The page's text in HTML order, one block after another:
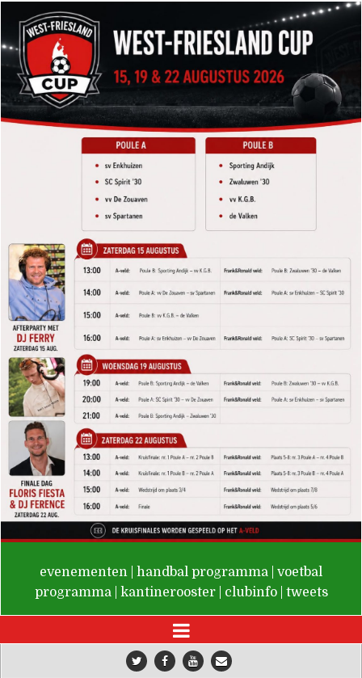
De Valken
evenementen handbal programma
voetbal
programma
kantinerooster clubinfo tweets